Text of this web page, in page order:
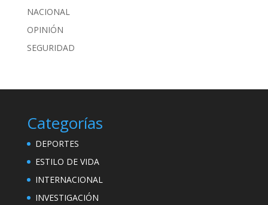
NACIONAL
OPINIÓN
SEGURIDAD
Categorías
DEPORTES
ESTILO DE VIDA
INTERNACIONAL
INVESTIGACIÓN